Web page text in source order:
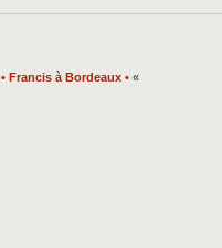
• Francis à Bordeaux • «